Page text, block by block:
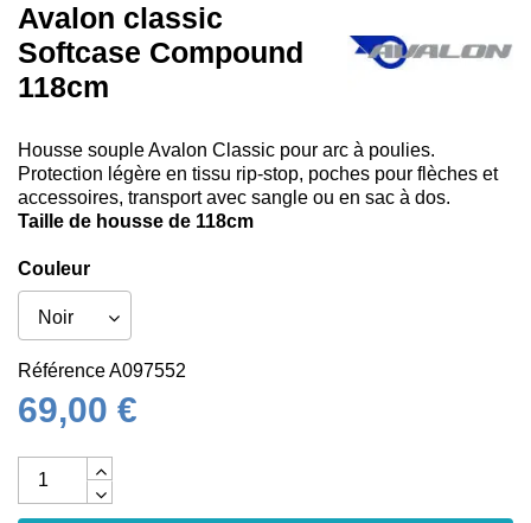
Avalon classic
Softcase Compound
118cm
Housse souple Avalon Classic pour arc à poulies.
Protection légère en tissu rip-stop, poches pour flèches et
accessoires, transport avec sangle ou en sac à dos.
Taille de housse de 118cm
Couleur
RéférenceA097552
69,00 €